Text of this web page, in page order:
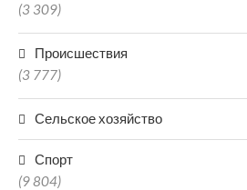
(3 309)
Происшествия
(3 777)
Сельское хозяйство
Спорт
(9 804)